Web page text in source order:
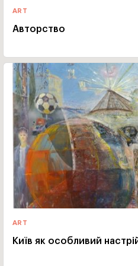
ART
Авторство
ART
Київ як особливий